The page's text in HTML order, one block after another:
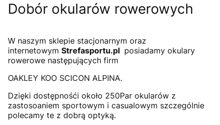
Dobór okularów rowerowych
W naszym sklepie stacjonarnym oraz
internetowym Strefasportu.pl posiadamy okulary
rowerowe następujących firm
OAKLEY KOO SCICON ALPINA.
Dzięki dostępnośći około 250Par okularów z
zastosoaniem sportowym i casualowym szczególnie
polecamy te z dobrą optyką.